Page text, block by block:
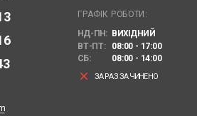
ГРАФІК РОБОТИ:
НД-ПН: ВИХІДНИЙ
ВТ-ПТ:
08:00 - 17:00
СБ:
08:00 - 14:00
clear ЗАРАЗ ЗАЧИНЕНО